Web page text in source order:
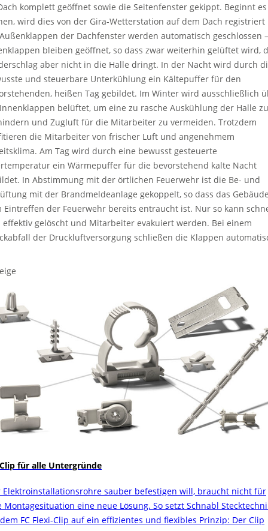
komplett geöffnet sowie die Seitenfenster gekippt. Beginnt
wird dies von der Gira-Wetterstation auf dem Dach registriert
der Dachfenster werden automatisch geschlossen
bleiben geöffnet, so dass zwar weiterhin gelüftet wird,
aber nicht in die Halle dringt. In der Nacht wird durch
und steuerbare Unterkühlung ein Kältepuffer für den
heißen Tag gebildet. Im Winter wird ausschließlich
belüftet, um eine zu rasche Auskühlung der Halle zu
und Zugluft für die Mitarbeiter zu vermeiden. Trotzdem
die Mitarbeiter von frischer Luft und angenehmem
Am Tag wird durch eine bewusst gesteuerte
ein Wärmepuffer für die bevorstehend kalte Nacht
In Abstimmung mit der örtlichen Feuerwehr ist die Be- und
mit der Brandmeldeanlage gekoppelt, so dass das
Eintreffen der Feuerwehr bereits entraucht ist. Nur so kann
effektiv gelöscht und Mitarbeiter evakuiert werden. Bei einem
der Druckluftversorgung schließen die Klappen
für alle Untergründe
Elektroinstallationsrohre sauber befestigen will, braucht nicht für
Montagesituation eine neue Lösung. So setzt Schnabl
FC Flexi-Clip auf ein effizientes und flexibles Prinzip: Der Clip